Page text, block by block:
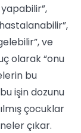
ve
olarak “onu
bu
işin dozunu
çocuklar
çıkar.